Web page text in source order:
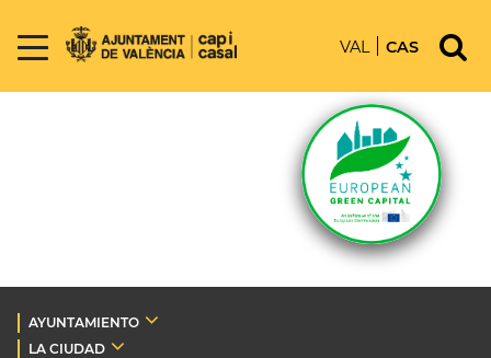
VAL CAS
AYUNTAMIENTO
LA CIUDAD